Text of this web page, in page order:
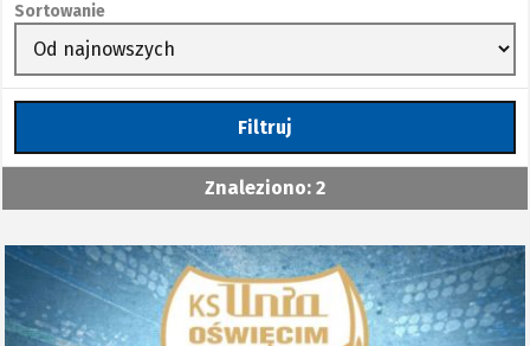
Sortowanie
Filtruj
Znaleziono: 2